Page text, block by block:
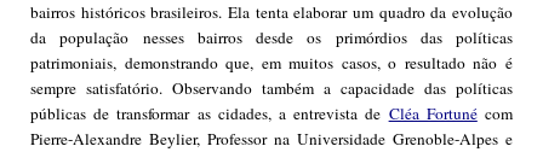
bairros históricos brasileiros. Ela tenta elaborar um quadro da evolução
da população nesses bairros desde os primórdios das políticas
patrimoniais, demonstrando que, em muitos casos, o resultado não é
sempre satisfatório. Observando também a capacidade das políticas
públicas de transformar as cidades, a entrevista de Cléa Fortunécom
Pierre-Alexandre Beylier, Professor na Universidade Grenoble-Alpes e